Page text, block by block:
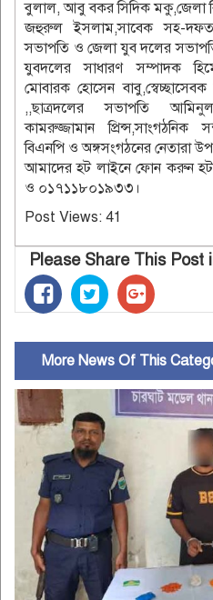
বুলাল, আবু বকর সিদিক মকু,জেলা
জহুরুল ইসলাম,সাবেক সহ-
সভাপতি ও জেলা যুব দলের
যুবদলের সাধারণ সম্পাদক
মোবারক হোসেন
,,ছাত্রদলের সভাপতি
কামরুজ্জামান
বিএনপি ও অঙ্গসংগঠনের নেতারা
আমাদের হট লাইনে ফোন করুন
ও ০১৭১১৮০১৯৩৩।
Post Views: 41
Please Share This Post
More News Of This